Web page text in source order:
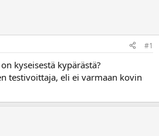
#1
kyseisestä kypärästä?
testivoittaja, eli ei varmaan kovin